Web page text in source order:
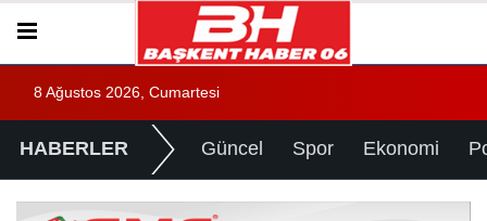
8 Ağustos 2026, Cumartesi
HABERLER Güncel Spor Ekonomi